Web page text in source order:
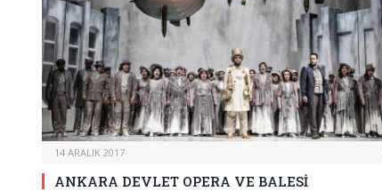
14 ARALIK 2017
ANKARA DEVLET OPERA VE BALESİ